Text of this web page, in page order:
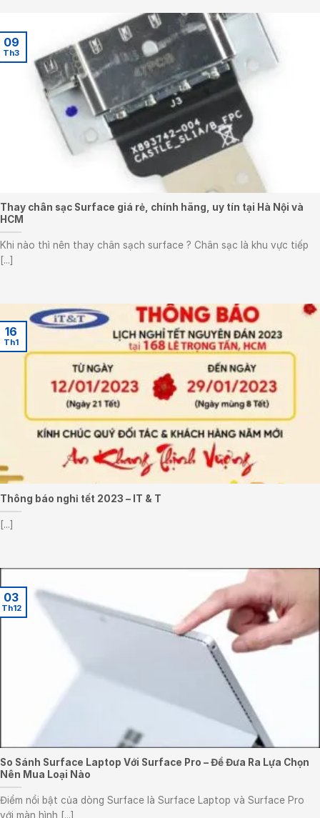
Thay chân sạc Surface giá rẻ, chính hãng, uy tín tại Hà Nội và
HCM
Khi nào thì nên thay chân sạch surface ? Chân sạc là khu vực tiếp
[...]
09
Th3
Thông báo nghỉ tết 2023 – IT & T
[...]
16
Th1
So Sánh Surface Laptop Với Surface Pro – Để Đưa Ra Lựa Chọn
Nên Mua Loại Nào
Điểm nổi bật của dòng Surface là Surface Laptop và Surface Pro
với màn hình [...]
03
Th12